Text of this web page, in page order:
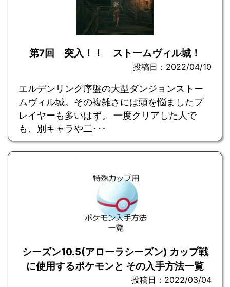
第7回 突入！！ ストームヴィル城！
投稿日：2022/04/10
エルデンリング序盤の大型ダンジョンストー
ムヴィル城。その複雑さには頭を悩ましたプ
レイヤーも多いはず。 一度クリアした人で
も、別キャラや二･･･
シーズン10.5(アローラシーズン) カップ戦
に使用するポケモンと その入手方法一覧
投稿日：2022/03/04